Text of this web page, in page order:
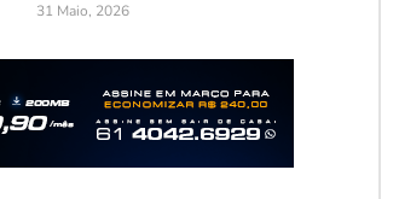
31 Maio, 2026